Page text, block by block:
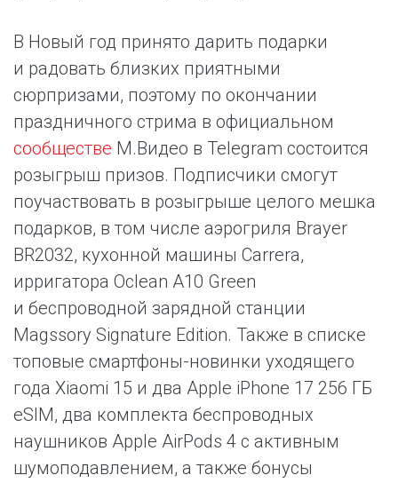
В Новый год принято дарить подарки
и радовать близких приятными
сюрпризами, поэтому по окончании
праздничного стрима в официальном
сообществе М.Видео в Telegram состоится
розыгрыш призов. Подписчики смогут
поучаствовать в розыгрыше целого мешка
подарков, в том числе аэрогриля Brayer
BR2032, кухонной машины Carrera,
ирригатора Oclean A10 Green
и беспроводной зарядной станции
Magssory Signature Edition. Также в списке
топовые смартфоны-новинки уходящего
года Xiaomi 15 и два Apple iPhone 17 256 ГБ
eSIM, два комплекта беспроводных
наушников Apple AirPods 4 с активным
шумоподавлением, а также бонусы